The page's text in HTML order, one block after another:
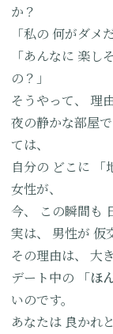
か？
「私の 何がダメ
「あんなに 楽し
の？」
そうやって、
理
夜の静かな部屋で
ては、
自分の どこに
女性が、
今、
この瞬間も
実は、
男性が 仮
その理由は、
大
デート中の
「ほ
いのです。
あなたは 良かれ